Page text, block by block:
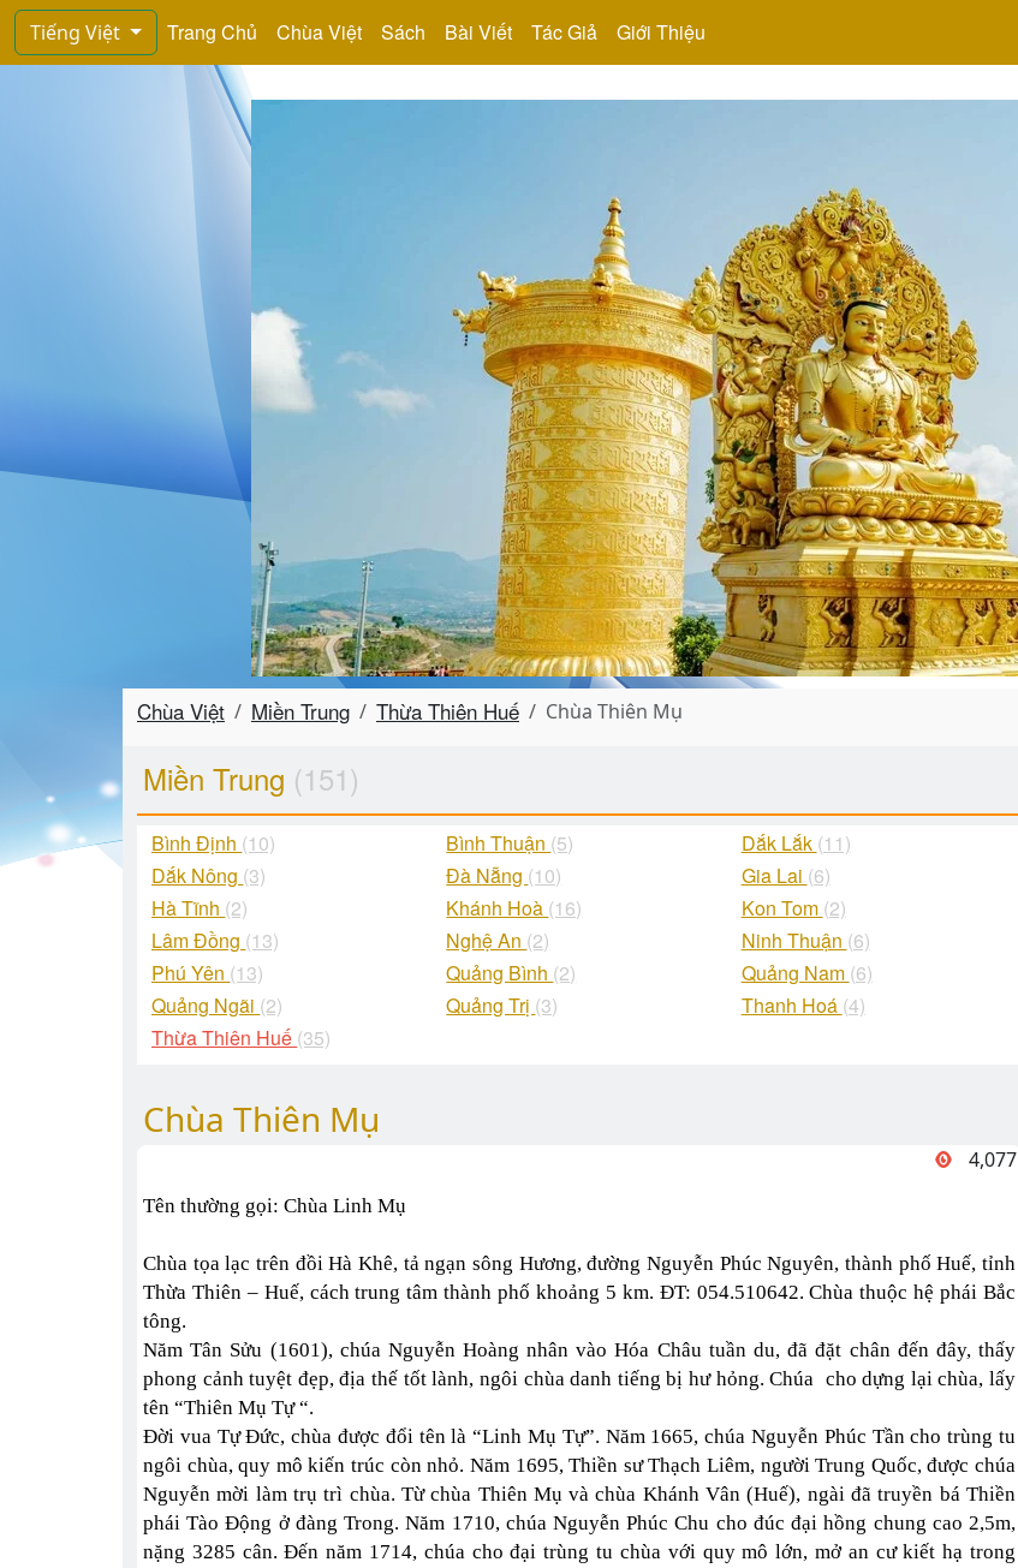
Tiếng Việt Trang Chủ Chùa Việt Sách Bài Viết Tác Giả Giới Thiệu
Chùa Việt Miền Trung Thừa Thiên Huế Chùa Thiên Mụ
Miền Trung (151)
Bình Định (10) Bình Thuận (5) Dắk Lắk (11)
Dắk Nông (3) Đà Nẵng (10) Gia Lai (6)
Hà Tĩnh (2) Khánh Hoà (16) Kon Tom (2)
Lâm Đồng (13) Nghệ An (2) Ninh Thuận (6)
Phú Yên (13) Quảng Bình (2) Quảng Nam (6)
Quảng Ngãi (2) Quảng Trị (3) Thanh Hoá (4)
Thừa Thiên Huế (35)
Chùa Thiên Mụ
4,077
Tên thường gọi: Chùa Linh Mụ
Chùa tọa lạc trên đồi Hà Khê, tả ngạn sông Hương, đường Nguyễn Phúc Nguyên, thành phố Huế, tỉnh
Thừa Thiên – Huế, cách trung tâm thành phố khoảng 5 km. ĐT: 054.510642. Chùa thuộc hệ phái Bắc
tông.
Năm Tân Sửu (1601), chúa Nguyễn Hoàng nhân vào Hóa Châu tuần du, đã đặt chân đến đây, thấy
phong cảnh tuyệt đẹp, địa thế tốt lành, ngôi chùa danh tiếng bị hư hỏng. Chúa cho dựng lại chùa, lấy
tên “Thiên Mụ Tự “.
Đời vua Tự Đức, chùa được đổi tên là “Linh Mụ Tự”. Năm 1665, chúa Nguyễn Phúc Tần cho trùng tu
ngôi chùa, quy mô kiến trúc còn nhỏ. Năm 1695, Thiền sư Thạch Liêm, người Trung Quốc, được chúa
Nguyễn mời làm trụ trì chùa. Từ chùa Thiên Mụ và chùa Khánh Vân (Huế), ngài đã truyền bá Thiền
phái Tào Động ở đàng Trong. Năm 1710, chúa Nguyễn Phúc Chu cho đúc đại hồng chung cao 2,5m,
nặng 3285 cân. Đến năm 1714, chúa cho đại trùng tu chùa với quy mô lớn, mở an cư kiết hạ trong